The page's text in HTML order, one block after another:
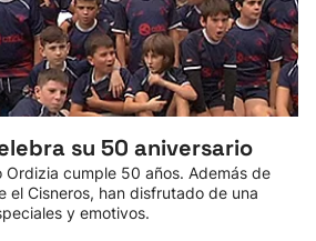
su 50 aniversario
Ordizia cumple 50 años. Además de
el Cisneros, han disfrutado de una
y emotivos.